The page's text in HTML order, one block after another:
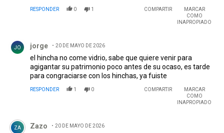
RESPONDER 0 1 COMPARTIR
MARCAR
COMO
INAPROPIADO
JO jorge 20 DE MAYO DE 2026
el hincha no come vidrio, sabe que quiere venir para
agigantar su patrimonio poco antes de su ocaso, es tarde
para congraciarse con los hinchas, ya fuiste
RESPONDER 1 0 COMPARTIR
MARCAR
COMO
INAPROPIADO
Comentario de Zazo.
ZA Zazo 20 DE MAYO DE 2026